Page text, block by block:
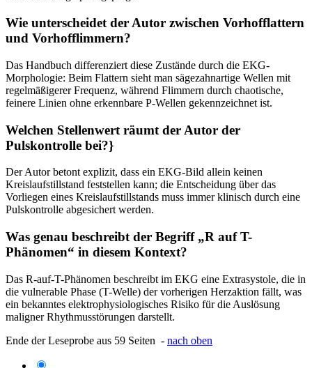
Wie unterscheidet der Autor zwischen Vorhofflattern
und Vorhofflimmern?
Das Handbuch differenziert diese Zustände durch die EKG-
Morphologie: Beim Flattern sieht man sägezahnartige Wellen mit
regelmäßigerer Frequenz, während Flimmern durch chaotische,
feinere Linien ohne erkennbare P-Wellen gekennzeichnet ist.
Welchen Stellenwert räumt der Autor der
Pulskontrolle bei?}
Der Autor betont explizit, dass ein EKG-Bild allein keinen
Kreislaufstillstand feststellen kann; die Entscheidung über das
Vorliegen eines Kreislaufstillstands muss immer klinisch durch eine
Pulskontrolle abgesichert werden.
Was genau beschreibt der Begriff „R auf T-
Phänomen“ in diesem Kontext?
Das R-auf-T-Phänomen beschreibt im EKG eine Extrasystole, die in
die vulnerable Phase (T-Welle) der vorherigen Herzaktion fällt, was
ein bekanntes elektrophysiologisches Risiko für die Auslösung
maligner Rhythmusstörungen darstellt.
Ende der Leseprobe aus 59 Seiten - nach oben